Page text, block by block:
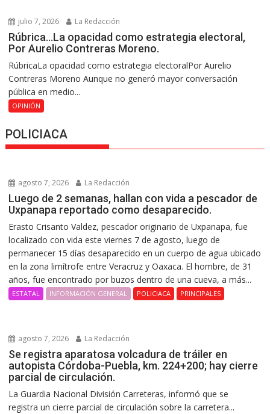
julio 7, 2026 La Redacción
Rúbrica…La opacidad como estrategia electoral,
Por Aurelio Contreras Moreno.
RúbricaLa opacidad como estrategia electoralPor Aurelio
Contreras Moreno Aunque no generó mayor conversación
pública en medio...
OPINIÓN
POLICIACA
agosto 7, 2026 La Redacción
Luego de 2 semanas, hallan con vida a pescador de
Uxpanapa reportado como desaparecido.
Erasto Crisanto Valdez, pescador originario de Uxpanapa, fue
localizado con vida este viernes 7 de agosto, luego de
permanecer 15 días desaparecido en un cuerpo de agua ubicado
en la zona limítrofe entre Veracruz y Oaxaca. El hombre, de 31
años, fue encontrado por buzos dentro de una cueva, a más...
ESTATAL INFORMACIÓN GENERAL POLICIACA PRINCIPALES
agosto 7, 2026 La Redacción
Se registra aparatosa volcadura de tráiler en
autopista Córdoba-Puebla, km. 224+200; hay cierre
parcial de circulación.
La Guardia Nacional División Carreteras, informó que se
registra un cierre parcial de circulación sobre la carretera...